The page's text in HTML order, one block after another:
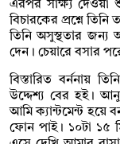
এরপর সাক্ষ্য দেওয়া
বিচারকের প্রশ্নে
তিনি অসুস্থতার জন্য
দেন। চেয়ারে বসার
বিস্তারিত বর্ননায়
উদ্দেশ্য বের হই।
আমি ক্যান্টমেন্ট হয়ে
ফোন পাই। ১০টা ১৫